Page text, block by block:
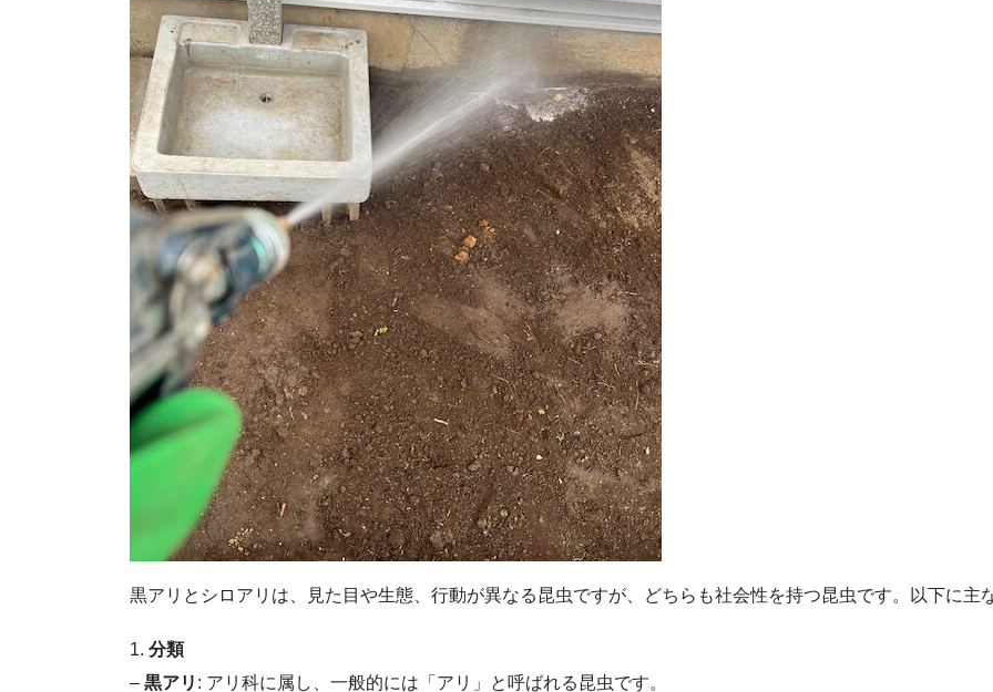
黒アリとシロアリは、見た目や生態、行動が異なる昆虫ですが、どちらも社会性を持つ昆虫です。以下に主
1. 分類
– 黒アリ : アリ科に属し、一般的には「アリ」と呼ばれる昆虫です。